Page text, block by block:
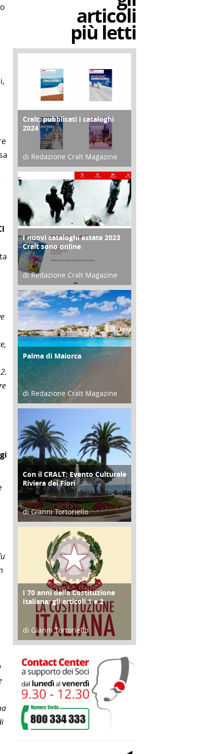
articoli
più letti
COPERTINA
Cralt: pubblicati i cataloghi
2024
di Redazione Cralt Magazine
21 Novembre 2023
CONTRO COPERTINA
I nuovi cataloghi estate 2023
Cralt sono online
di Redazione Cralt Magazine
07 Marzo 2023
ATTIVITÀ
Palma di Maiorca
di Redazione Cralt Magazine
25 Giugno 2016
ATTIVITÀ
Con il CRALT: Evento Culturale
Riviera dei Fiori
di Gianni Tortoriello
16 Febbraio 2018
FOCUS
I 70 anni della Costituzione
Italiana: gli articoli 1 e 2
di Gianni Tortoriello
17 Marzo 2018